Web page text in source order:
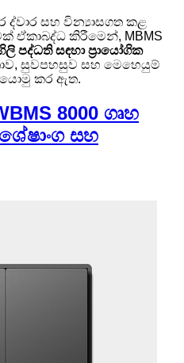
ද්වාර සහ වින්‍යාසගත කළ
ඒකාබද්ධ කිරීමෙන්, MBMS
පද්ධති සඳහා ප්‍රායෝගික
සුවපහසුව සහ මෙහෙයුම්
යොමු කර ඇත.
8000 ගෘහ
සහ